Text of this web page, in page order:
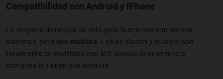
Compatibilidad con Android y iPhone
La mayoría de relojes de esta guía funcionan con ambos
sistemas, pero con matices . Los de Xiaomi y Huawei son
totalmente compatibles con iOS aunque la experiencia
completa la tienen con Android.